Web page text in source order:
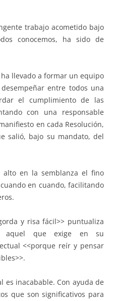
trabajo acometido bajo
conocemos, ha sido de
llevado a formar un equipo
entre todos una
el cumplimiento de las
con una responsable
en cada Resolución,
salió, bajo su mandato, del
en la semblanza el fino
en cuando, facilitando
y risa fácil>> puntualiza
aquel que exige en su
<<porque reír y pensar
es inacabable. Con ayuda de
que son significativos para